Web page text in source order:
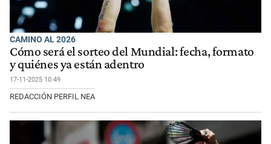
CAMINO AL 2026
Cómo será el sorteo del Mundial: fecha, formato
y quiénes ya están adentro
17-11-2025 10:49
REDACCIÓN PERFIL NEA